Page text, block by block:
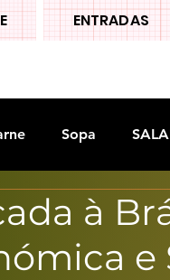
ENTRADAS
Sopa
FRUTAS
à
e